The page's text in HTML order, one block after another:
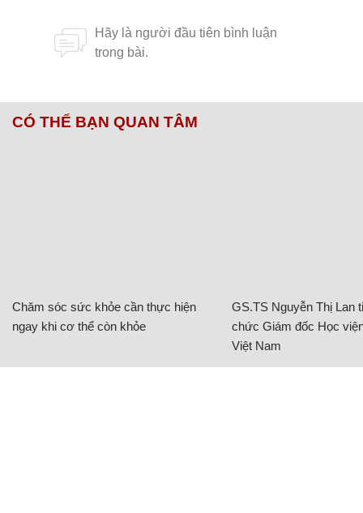
CÓ THỂ BẠN QUAN TÂM
Chăm sóc sức khỏe cần thực hiện
ngay khi cơ thể còn khỏe
GS.TS Nguyễn Thị Lan
chức Giám đốc Học
Việt Nam